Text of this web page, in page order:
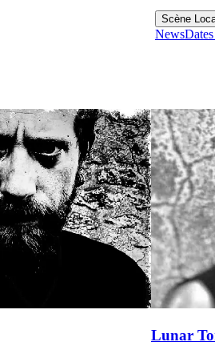
Scène
News
Lunar